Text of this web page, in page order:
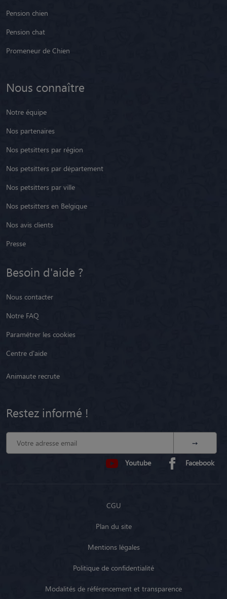
Pension chien
Pension chat
Promeneur de Chien
Nous connaître
Notre équipe
Nos partenaires
Nos petsitters par région
Nos petsitters par département
Nos petsitters par ville
Nos petsitters en Belgique
Nos avis clients
Presse
Besoin d'aide ?
Nous contacter
Notre FAQ
Paramétrer les cookies
Centre d'aide
Animaute recrute
Restez informé !
Youtube Facebook
CGU
Plan du site
Mentions légales
Politique de confidentialité
Modalités de référencement et transparence